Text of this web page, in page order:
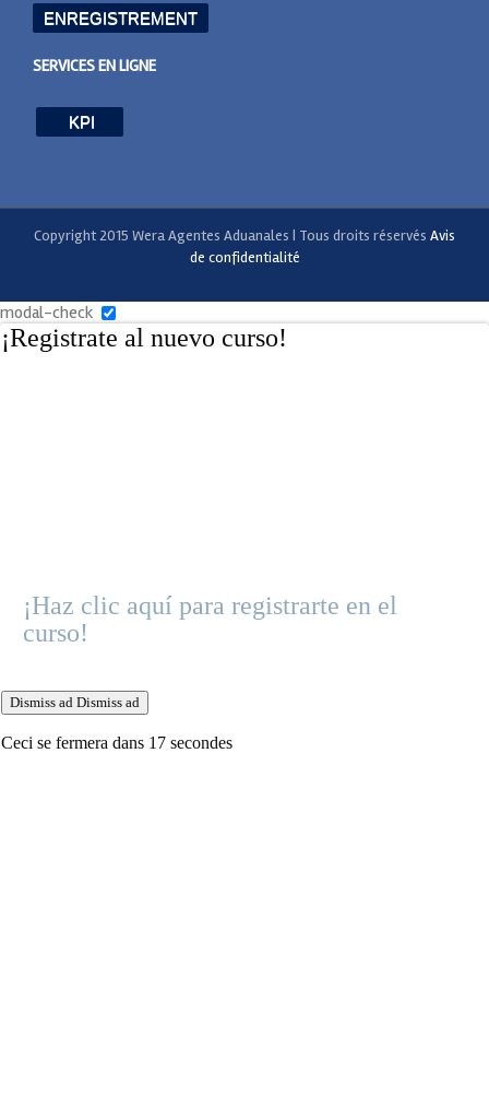
ENREGISTREMENT
SERVICES EN LIGNE
KPI
Copyright 2015 Wera Agentes Aduanales | Tous droits réservés Avis
de confidentialité
modal-check
¡Registrate al nuevo curso!
¡Haz clic aquí para registrarte en el
curso!
Dismiss ad Dismiss ad
Ceci se fermera dans 16 secondes